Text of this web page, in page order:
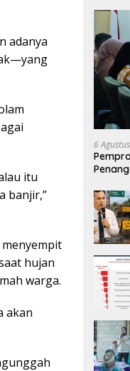
adanya
itu
banjir,”
hujan
warga.
akan
6